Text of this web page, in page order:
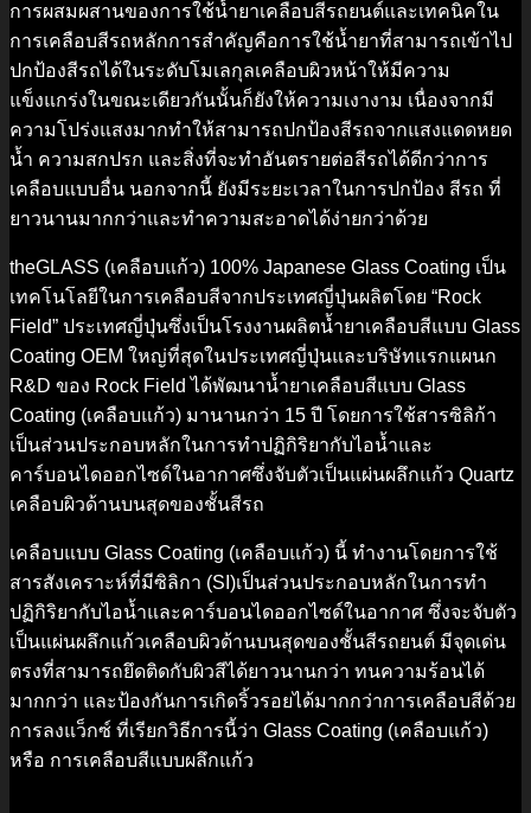
การผสมผสานของการใช้น้ำยาเคลือบสีรถยนต์และเทคนิคใน
การเคลือบสีรถหลักการสำคัญคือการใช้น้ำยาที่สามารถเข้าไป
ปกป้องสีรถได้ในระดับโมเลกุลเคลือบผิวหน้าให้มีความ
แข็งแกร่งในขณะเดียวกันนั้นก็ยังให้ความเงางาม เนื่องจากมี
ความโปร่งแสงมากทำให้สามารถปกป้องสีรถจากแสงแดดหยด
น้ำ ความสกปรก และสิ่งที่จะทำอันตรายต่อสีรถได้ดีกว่าการ
เคลือบแบบอื่น นอกจากนี้ ยังมีระยะเวลาในการปกป้อง สีรถ ที่
ยาวนานมากกว่าและทำความสะอาดได้ง่ายกว่าด้วย
theGLASS (เคลือบแก้ว) 100% Japanese Glass Coating เป็น
เทคโนโลยีในการเคลือบสีจากประเทศญี่ปุ่นผลิตโดย “Rock
Field” ประเทศญี่ปุ่นซึ่งเป็นโรงงานผลิตน้ำยาเคลือบสีแบบ Glass
Coating OEM ใหญ่ที่สุดในประเทศญี่ปุ่นและบริษัทแรกแผนก
R&D ของ Rock Field ได้พัฒนาน้ำยาเคลือบสีแบบ Glass
Coating (เคลือบแก้ว) มานานกว่า 15 ปี โดยการใช้สารซิลิก้า
เป็นส่วนประกอบหลักในการทำปฏิกิริยากับไอน้ำและ
คาร์บอนไดออกไซด์ในอากาศซึ่งจับตัวเป็นแผ่นผลึกแก้ว Quartz
เคลือบผิวด้านบนสุดของชั้นสีรถ
เคลือบแบบ Glass Coating (เคลือบแก้ว) นี้ ทำงานโดยการใช้
สารสังเคราะห์ที่มีซิลิกา (SI)เป็นส่วนประกอบหลักในการทำ
ปฏิกิริยากับไอน้ำและคาร์บอนไดออกไซด์ในอากาศ ซึ่งจะจับตัว
เป็นแผ่นผลึกแก้วเคลือบผิวด้านบนสุดของชั้นสีรถยนต์ มีจุดเด่น
ตรงที่สามารถยึดติดกับผิวสีได้ยาวนานกว่า ทนความร้อนได้
มากกว่า และป้องกันการเกิดริ้วรอยได้มากกว่าการเคลือบสีด้วย
การลงแว็กซ์ ที่เรียกวิธีการนี้ว่า Glass Coating (เคลือบแก้ว)
หรือ การเคลือบสีแบบผลึกแก้ว